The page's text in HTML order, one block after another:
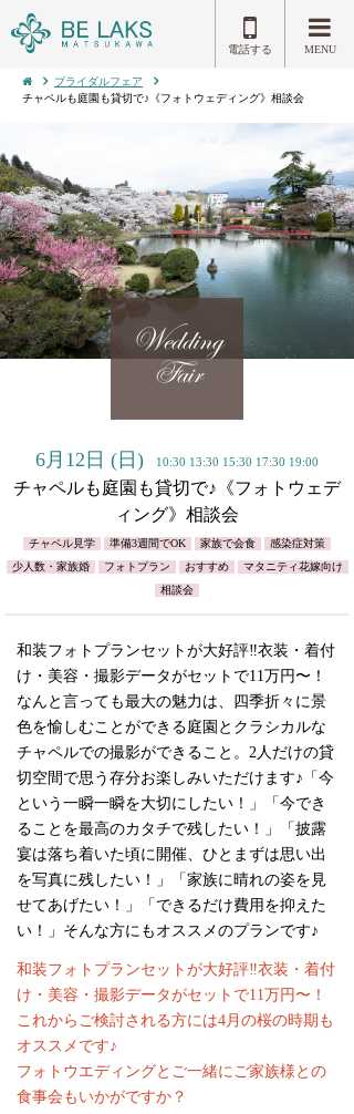
電話する MENU
ブライダルフェア
チャペルも庭園も貸切で♪《フォトウェディング》相談会
Wedding
Fair
6月12日 (日) 10:30 13:30 15:30 17:30 19:00
チャペルも庭園も貸切で♪《フォトウェデ
ィング》相談会
チャペル見学 準備3週間でOK 家族で会食
感染症対策
少人数・家族婚
フォトプラン おすすめ
マタニティ花嫁向け
相談会
和装フォトプランセットが大好評‼︎衣装・着付
け・美容・撮影データがセットで11万円〜！
なんと言っても最大の魅力は、四季折々に景
色を愉しむことができる庭園とクラシカルな
チャペルでの撮影ができること。2人だけの貸
切空間で思う存分お楽しみいただけます♪「今
という一瞬一瞬を大切にしたい！」「今でき
ることを最高のカタチで残したい！」「披露
宴は落ち着いた頃に開催、ひとまずは思い出
を写真に残したい！」「家族に晴れの姿を見
せてあげたい！」「できるだけ費用を抑えた
い！」そんな方にもオススメのプランです♪
和装フォトプランセットが大好評‼︎衣装・着付
け・美容・撮影データがセットで11万円〜！
これからご検討される方には4月の桜の時期も
オススメです♪
フォトウエディングとご一緒にご家族様との
食事会もいかがですか？